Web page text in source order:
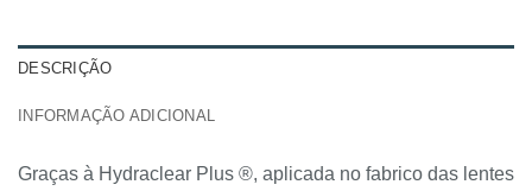
DESCRIÇÃO
INFORMAÇÃO ADICIONAL
Graças à Hydraclear Plus ®, aplicada no fabrico das lentes